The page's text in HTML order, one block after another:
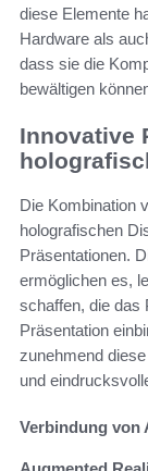
diese Elemente
Hardware als
dass sie die
bewältigen
Innovative
Die Kombination
holografischen
Präsentationen.
ermöglichen es,
schaffen, die das
Präsentation
zunehmend
und
Verbindung von